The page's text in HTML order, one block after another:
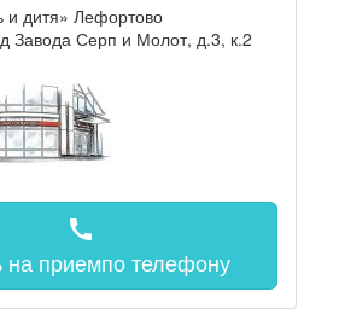
и дитя» Лефортово
Завода Серп и Молот, д.3, к.2
call
на приемпо телефону